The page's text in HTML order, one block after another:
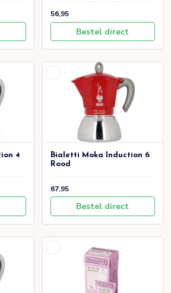
56,95
Bestel direct
4
Bialetti Moka Induction 6
Rood
67,95
Bestel direct